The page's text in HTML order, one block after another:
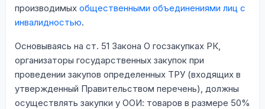
производимых общественными объединениями лиц с
инвалидностью.
Основываясь на ст. 51 Закона О госзакупках РК,
организаторы государственных закупок при
проведении закупов определенных ТРУ (входящих в
утвержденный Правительством перечень), должны
осуществлять закупки у ООИ: товаров в размере 50%